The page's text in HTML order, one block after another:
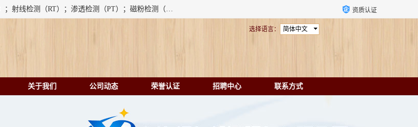
上海楹点检测设备有限公司提供的无损检测仪器设备包括：超声检测（UT）；射线检测（RT）；渗透检测（PT）；磁粉检测（MT）；涡流检测（ET）；化学用品（CH）、超声波相控阵、超声波测厚仪、超声导波、超声TOFD探伤仪、超声波探头、涡流探伤仪、涡流探头、涡流阵列、磁粉探伤机。代理以下品牌：汕超、美国GE(德国KK）、奥林巴斯（Olympus NDT）、美国磁通（Magnaflux）、DAKOTA等； 资质认证
简体中文
选择语言：
关于我们 公司动态 荣誉认证 招聘中心 联系方式